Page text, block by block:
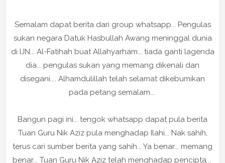
Semalam dapat berita dari group whatsapp... Pengulas
sukan negara Datuk Hasbullah Awang meninggal dunia
di IJN... Al-Fatihah buat Allahyarham... tiada ganti lagenda
dia... pengulas sukan yang memang dikenali dan
disegani.... Alhamdulillah telah selamat dikebumikan
pada petang semalam...
Bangun pagi ini... tengok whatsapp dapat pula berita
Tuan Guru Nik Aziz pula menghadap Ilahi... Nak sahih,
terus cari sumber berita yang sahih... Ya benar... memang
benar... Tuan Guru Nik Aziz telah menghadap pencipta...